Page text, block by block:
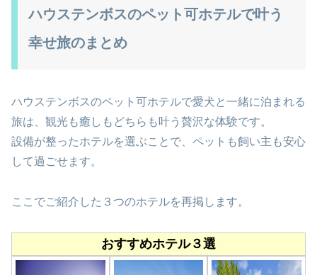
ハウステンボスのペット可ホテルで叶う
幸せ旅のまとめ
ハウステンボスのペット可ホテルで愛犬と一緒に泊まれる
旅は、観光も癒しもどちらも叶う贅沢な体験です。
設備が整ったホテルを選ぶことで、ペットも飼い主も安心
して過ごせます。
ここでご紹介した３つのホテルを再掲します。
おすすめホテル３選